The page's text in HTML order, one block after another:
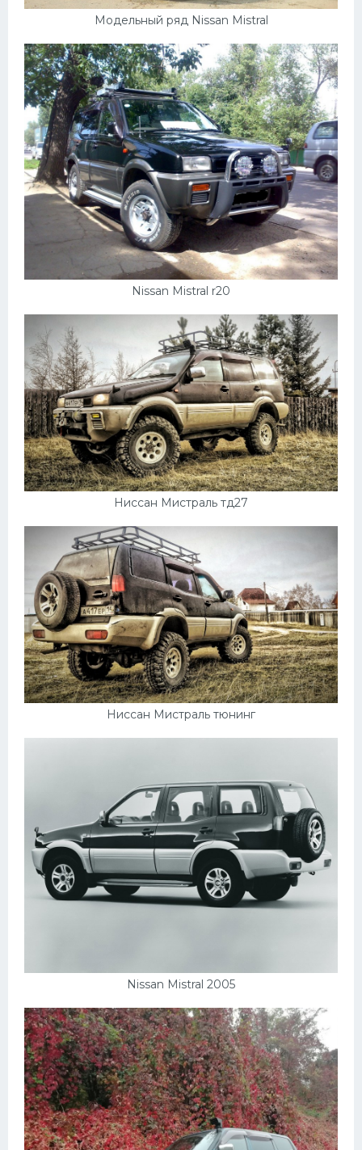
Модельный ряд Nissan Mistral
Nissan Mistral r20
Ниссан Мистраль тд27
Ниссан Мистраль тюнинг
Nissan Mistral 2005